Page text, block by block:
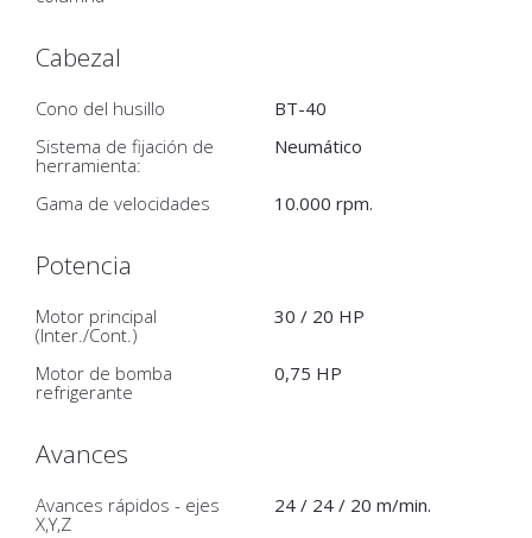
Cabezal
Cono del husillo
BT-40
Sistema de fijación de
herramienta:
Neumático
Gama de velocidades 10.000 rpm.
Potencia
Motor principal
(Inter./Cont.)
30 / 20 HP
Motor de bomba
refrigerante
0,75 HP
Avances
Avances rápidos - ejes
X,Y,Z
24 / 24 / 20 m/min.